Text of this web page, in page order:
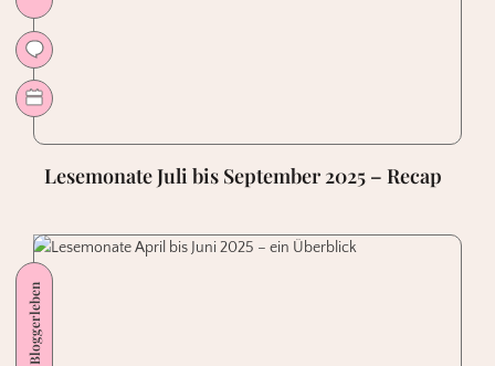
Lesemonate Juli bis September 2025 – Recap
Bloggerleben